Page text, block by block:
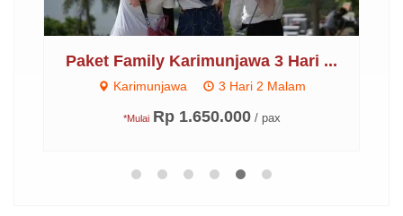
Paket Family Karimunjawa 3 Hari ...
Karimunjawa 3 Hari 2 Malam
*Mulai Rp 1.650.000 / pax